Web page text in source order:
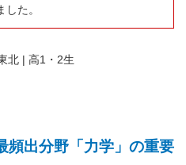
た。
北 | 高1・2生
頻出分野「力学」の重要